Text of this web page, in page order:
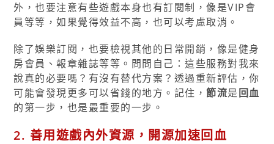
外，也要注意有些遊戲本身也有訂閱制，像是VIP會
員等等，如果覺得效益不高，也可以考慮取消。
除了娛樂訂閱，也要檢視其他的日常開銷，像是健身
房會員、報章雜誌等等。問問自己：這些服務對我來
說真的必要嗎？有沒有替代方案？透過重新評估，你
可能會發現更多可以省錢的地方。記住，節流是回血
的第一步，也是最重要的一步。
2. 善用遊戲內外資源，開源加速回血